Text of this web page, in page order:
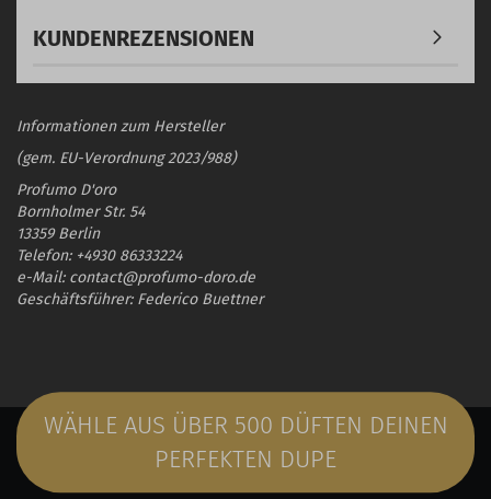
KUNDENREZENSIONEN
Informationen zum Hersteller
(gem. EU-Verordnung 2023/988)
Profumo D'oro
Bornholmer Str. 54
13359 Berlin
Telefon: +4930 86333224
e-Mail: contact@profumo-doro.de
Geschäftsführer: Federico Buettner
WÄHLE AUS ÜBER 500 DÜFTEN DEINEN
PERFEKTEN DUPE